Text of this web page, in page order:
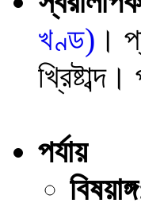
খণ্ড) ।
পর্যায়